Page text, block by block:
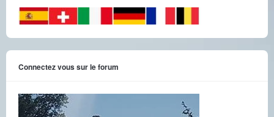
Connectez vous sur le forum